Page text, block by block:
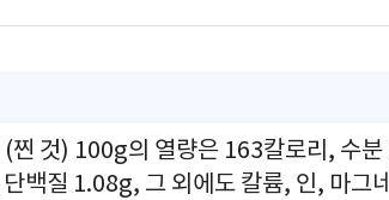
(찐 것) 100g의 열량은 163칼로리, 수
백질 1.08g, 그 외에도 칼륨, 인, 마그